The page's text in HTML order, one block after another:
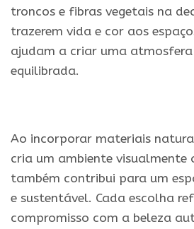
troncos e fibras vegetais na
trazerem vida e cor aos
ajudam a criar uma
equilibrada.
Ao incorporar materiais
cria um ambiente visualmente
também contribui para um
e sustentável. Cada escolha
compromisso com a beleza